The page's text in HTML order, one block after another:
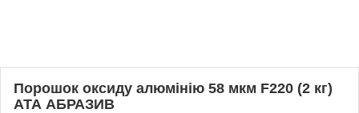
Порошок оксиду алюмінію 58 мкм F220 (2 кг)
АТА АБРАЗИВ